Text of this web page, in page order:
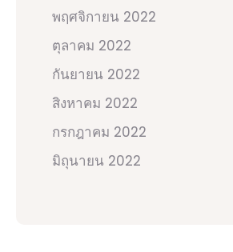
พฤศจิกายน 2022
ตุลาคม 2022
กันยายน 2022
สิงหาคม 2022
กรกฎาคม 2022
มิถุนายน 2022